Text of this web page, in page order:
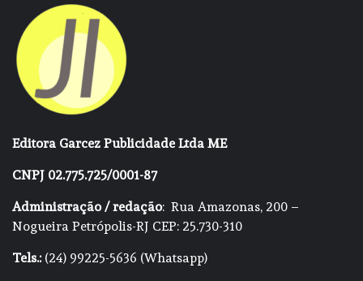
Editora Garcez Publicidade Ltda ME
CNPJ 02.775.725/0001-87
Administração / redação: Rua Amazonas, 200 –
Nogueira Petrópolis-RJ CEP: 25.730-310
Tels.:(24) 99225-5636 (Whatsapp)